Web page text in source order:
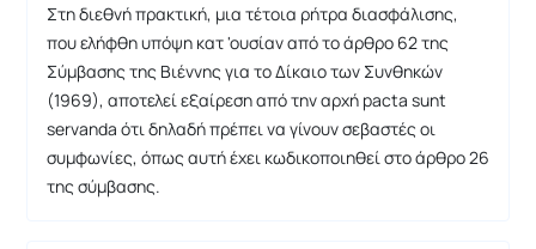
Στη διεθνή πρακτική, μια τέτοια ρήτρα διασφάλισης,
που ελήφθη υπόψη κατ 'ουσίαν από το άρθρο 62 της
Σύμβασης της Βιέννης για το Δίκαιο των Συνθηκών
(1969), αποτελεί εξαίρεση από την αρχή pacta sunt
servanda ότι δηλαδή πρέπει να γίνουν σεβαστές οι
συμφωνίες, όπως αυτή έχει κωδικοποιηθεί στο άρθρο 26
της σύμβασης.